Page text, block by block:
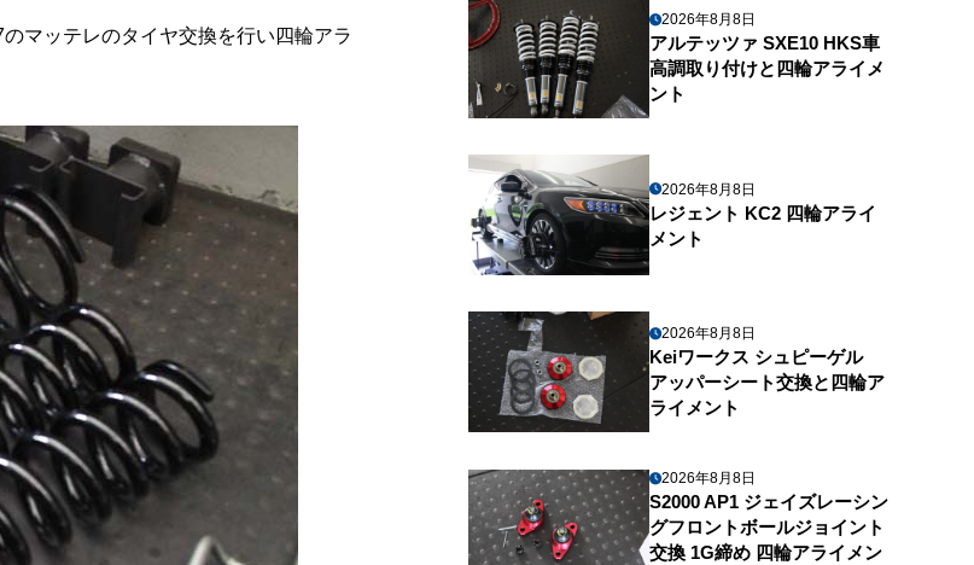
マッテレのタイヤ交換を行い四輪アラ
2026年8月8日
アルテッツァ SXE10 HKS車
高調取り付けと四輪アライメ
ント
2026年8月8日
レジェント KC2 四輪アライ
メント
2026年8月8日
Keiワークス シュピーゲル
アッパーシート交換と四輪ア
ライメント
2026年8月8日
S2000 AP1 ジェイズレーシン
グフロントボールジョイント
交換 1G締め 四輪アライメン